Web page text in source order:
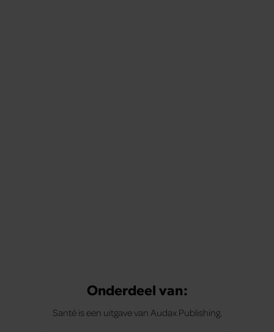
Onderdeel van:
Santé is een uitgave van Audax Publishing.